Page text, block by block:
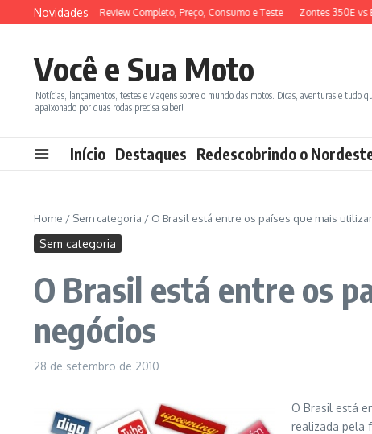
Ir para o conteúdo
Novidades
ADX 150 2026: Review Completo, Preço, Consumo e Teste Zontes 350E vs
Você e Sua Moto
Notícias, lançamentos, testes e viagens sobre o mundo das motos. Dicas, aventuras e tudo
apaixonado por duas rodas precisa saber!
Início Destaques Redescobrindo o
Home / Sem categoria / O Brasil está entre os países que mais
Sem categoria
O Brasil está entre os
negócios
28 de setembro de 2010
O Brasil está
realizada pela